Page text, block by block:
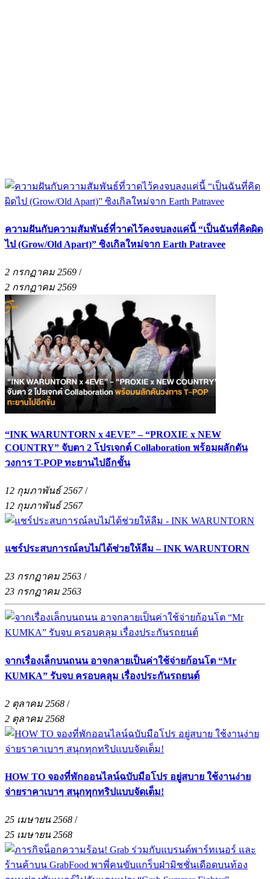
ความฝันกับความสัมพันธ์ที่วาดไว้คงจบลงแค่นี้ “เป็นฉันที่คิดผิด
ไป (Grow/Old Apart)” ซิงเกิลใหม่จาก Earth Patravee
2 กรกฏาคม 2569 /
2 กรกฏาคม 2569
“INK WARUNTORN x 4EVE” – “PROXIE x NEW
COUNTRY” จับตา 2 โปรเจกต์ Collaboration พร้อมผลักดัน
วงการ T-POP ทะยานไปอีกขั้น
12 กุมภาพันธ์ 2567/
12 กุมภาพันธ์ 2567
แชร์ประสบการณ์ลบไม่ได้ช่วยให้ลืม – INK WARUNTORN
23 กรกฏาคม 2563 /
23 กรกฏาคม 2563
จากเรื่องเล็กบนถนน อาจกลายเป็นค่าใช้จ่ายก้อนโต “Mr
KUMKA” รับจบ ครอบคลุม เรื่องประกันรถยนต์
2 ตุลาคม 2568 /
2 ตุลาคม 2568
HOW TO จองที่พักออนไลน์ฉบับมือโปร อยู่สบาย ใช้งานง่าย
จ่ายราคาเบาๆ สนุกทุกทริปแบบจัดเต็ม!
25 เมษายน 2568 /
25 เมษายน 2568